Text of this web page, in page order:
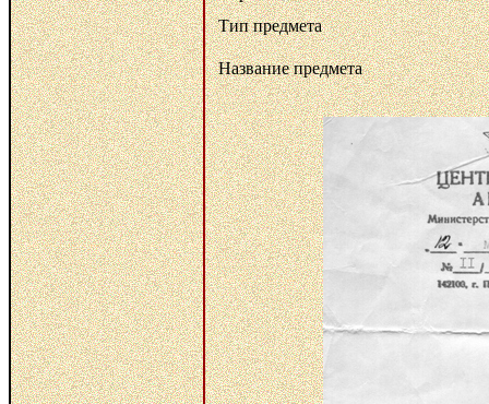
Тип предмета
Название предмета